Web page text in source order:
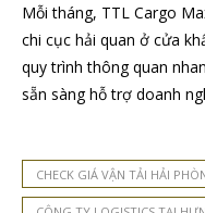
Mỗi tháng, TTL Cargo
chi cục hải quan ở cửa
quy trình thông quan
sẵn sàng hỗ trợ doanh
CHECK GIÁ VẬN TẢI HẢI